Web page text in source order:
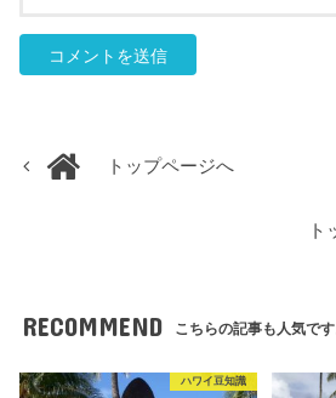
トップページへ
ト
RECOMMEND こちらの記事も人気です
ハワイ豆知識